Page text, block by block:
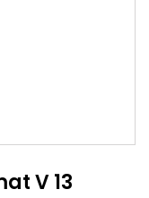
V 13